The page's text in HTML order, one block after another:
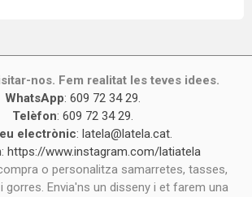
nos. Fem realitat les teves idees.
WhatsApp: 609 72 34 29.
Telèfon: 609 72 34 29.
electrònic: latela@latela.cat.
: https://www.instagram.com/latiatela
o personalitza samarretes, tasses,
gorres. Envia'ns un disseny i et farem una